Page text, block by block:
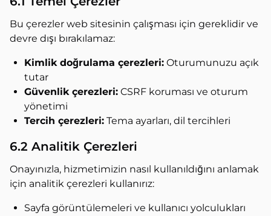
Bu çerezler web sitesinin çalışması için gereklidir ve
devre dışı bırakılamaz:
Kimlik doğrulama çerezleri: Oturumunuzu açık
tutar
Güvenlik çerezleri: CSRF koruması ve oturum
yönetimi
Tercih çerezleri: Tema ayarları, dil tercihleri
6.2 Analitik Çerezleri
Onayınızla, hizmetimizin nasıl kullanıldığını anlamak
için analitik çerezleri kullanırız:
Sayfa görüntülemeleri ve kullanıcı yolculukları